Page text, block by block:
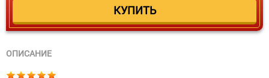
ОПИСАНИЕ